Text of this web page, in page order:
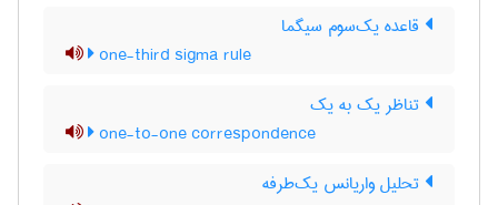
قاعده یک‌سوم سیگما
one-third sigma rule
تناظر یک به یک
one-to-one correspondence
تحلیل واریانس یک‌طرفه